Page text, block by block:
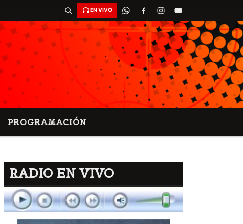
EN VIVO
PROGRAMACIÓN
RADIO EN VIVO